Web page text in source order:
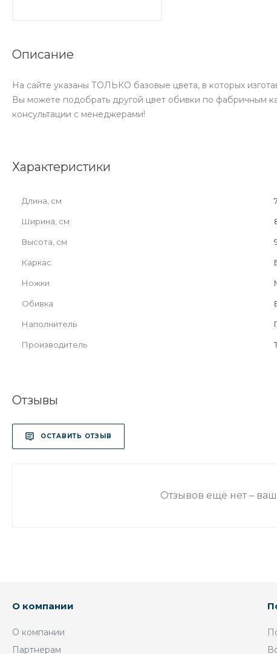
Описание
На сайте указаны ТОЛЬКО базовые цвета, в которых
Вы можете подобрать другой цвет обивки по фабричным
консультации с менеджерами!
Характеристики
Длина, см
Ширина, см
Высота, см
Каркас
Ножки
Обивка
Наполнитель
Производитель
Отзывы
ОСТАВИТЬ ОТЗЫВ
Отзывов ещё нет –
О компании
О компании
Партнерам